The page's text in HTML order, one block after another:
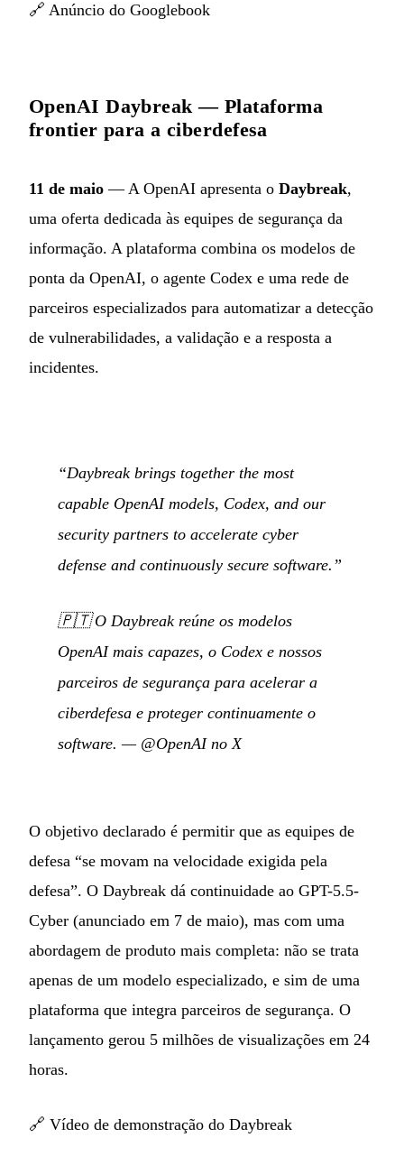
🔗 Anúncio do Googlebook
OpenAI Daybreak — Plataforma
frontier para a ciberdefesa
11 de maio — A OpenAI apresenta o Daybreak,
uma oferta dedicada às equipes de segurança da
informação. A plataforma combina os modelos de
ponta da OpenAI, o agente Codex e uma rede de
parceiros especializados para automatizar a detecção
de vulnerabilidades, a validação e a resposta a
incidentes.
“Daybreak brings together the most
capable OpenAI models, Codex, and our
security partners to accelerate cyber
defense and continuously secure software.”
🇵🇹O Daybreak reúne os modelos
OpenAI mais capazes, o Codex e nossos
parceiros de segurança para acelerar a
ciberdefesa e proteger continuamente o
software. — @OpenAI no X
O objetivo declarado é permitir que as equipes de
defesa “se movam na velocidade exigida pela
defesa”. O Daybreak dá continuidade ao GPT-5.5-
Cyber (anunciado em 7 de maio), mas com uma
abordagem de produto mais completa: não se trata
apenas de um modelo especializado, e sim de uma
plataforma que integra parceiros de segurança. O
lançamento gerou 5 milhões de visualizações em 24
horas.
🔗 Vídeo de demonstração do Daybreak